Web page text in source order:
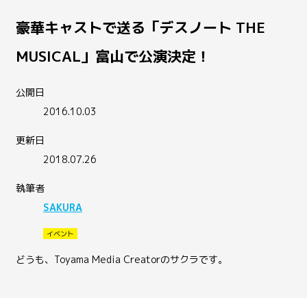
豪華キャストで送る「デスノート THE
MUSICAL」富山で公演決定！
公開日
2016.10.03
更新日
2018.07.26
執筆者
SAKURA
イベント
どうも、Toyama Media Creatorのサクラです。